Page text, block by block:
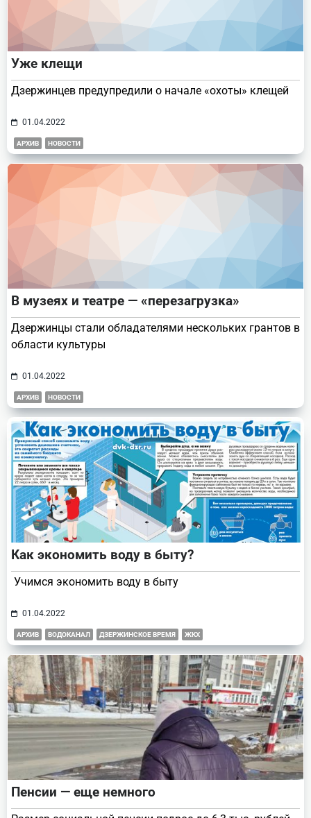
Уже клещи
Дзержинцев предупредили о начале «охоты» клещей
01.04.2022
АРХИВ НОВОСТИ
В музеях и театре — «перезагрузка»
Дзержинцы стали обладателями нескольких грантов в
области культуры
01.04.2022
АРХИВ НОВОСТИ
Как экономить воду в быту?
Учимся экономить воду в быту
01.04.2022
АРХИВ ВОДОКАНАЛ ДЗЕРЖИНСКОЕ ВРЕМЯ ЖКХ
Пенсии — еще немного